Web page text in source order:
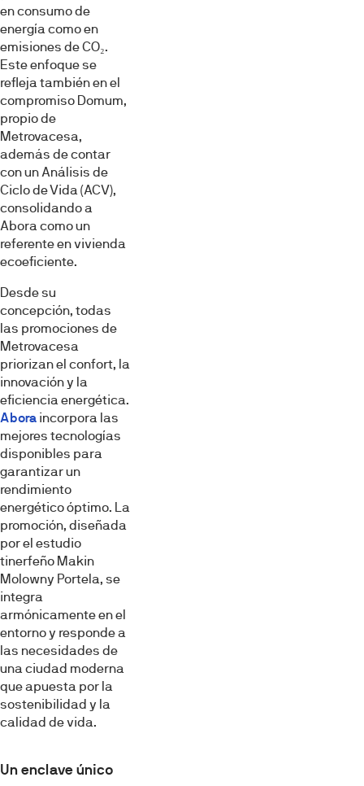
en consumo de
energía como en
emisiones de CO₂.
Este enfoque se
refleja también en el
compromiso Domum,
propio de
Metrovacesa,
además de contar
con un Análisis de
Ciclo de Vida (ACV),
consolidando a
Abora como un
referente en vivienda
ecoeficiente.
Desde su
concepción, todas
las promociones de
Metrovacesa
priorizan el confort, la
innovación y la
eficiencia energética.
Abora incorpora las
mejores tecnologías
disponibles para
garantizar un
rendimiento
energético óptimo. La
promoción, diseñada
por el estudio
tinerfeño Makin
Molowny Portela, se
integra
armónicamente en el
entorno y responde a
las necesidades de
una ciudad moderna
que apuesta por la
sostenibilidad y la
calidad de vida.
Un enclave único